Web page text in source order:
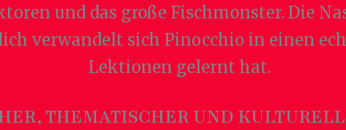
und das große Fischmonster. Die
verwandelt sich Pinocchio in einen
Lektionen gelernt hat.
THEMATISCHER UND